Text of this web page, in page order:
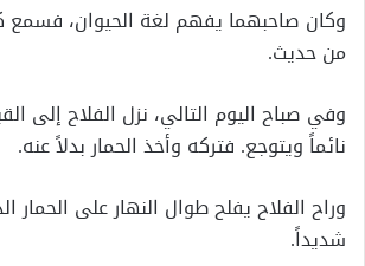
وكان صاحبهما يفهم لغة الحيوان، فسمع
من حديث.
وفي صباح اليوم التالي، نزل الفلاح إلى
نائماً ويتوجع. فتركه وأخذ الحمار بدلاً عنه.
وراح الفلاح يفلح طوال النهار على الحمار
شديداً.